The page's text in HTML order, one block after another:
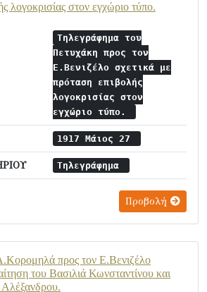
λογοκρισίας στον εγχώριο τύπο.
Τηλεγράφημα του
Πετυχάκη προς τον
Ε.Βενιζέλο σχετικά με
πρόταση επιβολής
λογοκρισίας στον
εγχώριο τύπο.
1917 Μάιος 27
Τηλεγράφημα
Προβολή
προς τον Ε.Βενιζέλο
του Βασιλιά Κωνσταντίνου και